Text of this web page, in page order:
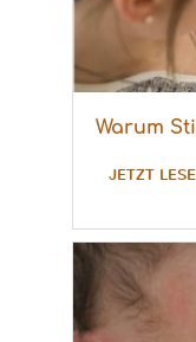
Warum
JETZT